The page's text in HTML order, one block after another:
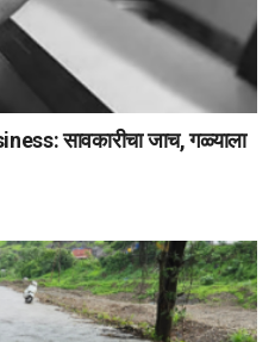
सावकारीचा जाच, गळ्याला